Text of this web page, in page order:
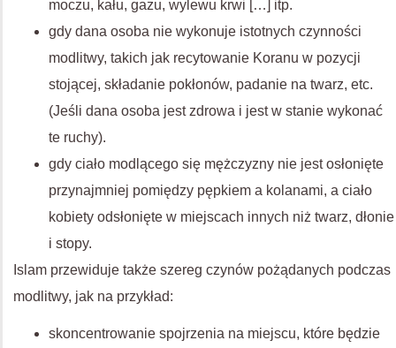
moczu, kału, gazu, wylewu krwi […] itp.
gdy dana osoba nie wykonuje istotnych czynności
modlitwy, takich jak recytowanie Koranu w pozycji
stojącej, składanie pokłonów, padanie na twarz, etc.
(Jeśli dana osoba jest zdrowa i jest w stanie wykonać
te ruchy).
gdy ciało modlącego się mężczyzny nie jest osłonięte
przynajmniej pomiędzy pępkiem a kolanami, a ciało
kobiety odsłonięte w miejscach innych niż twarz, dłonie
i stopy.
Islam przewiduje także szereg czynów pożądanych podczas
modlitwy, jak na przykład:
skoncentrowanie spojrzenia na miejscu, które będzie